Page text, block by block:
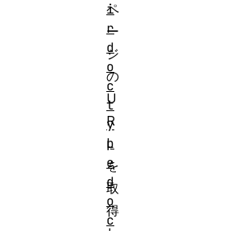
ペ
ー
ジ
の
U
R
L
を
取
得
i
r
d
o
c
t
y
p
e
d
o
c